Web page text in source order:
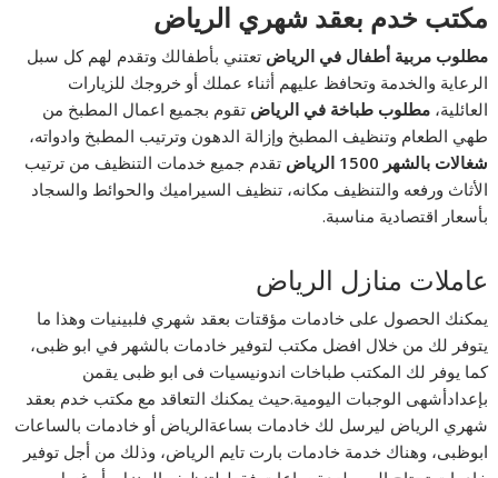
مكتب خدم بعقد شهري الرياض
مطلوب مربية أطفال فيالرياض تعتني بأطفالك وتقدم لهم كل سبل
الرعاية والخدمة وتحافظ عليهم أثناء عملك أو خروجك للزيارات
العائلية،مطلوب طباخة فيالرياض تقوم بجميع اعمال المطبخ من
طهي الطعام وتنظيف المطبخ وإزالة الدهون وترتيب المطبخ وادواته،
شغالات بالشهر 1500
الرياض تقدم جميع خدمات التنظيف من ترتيب
الأثاث ورفعه والتنظيف مكانه، تنظيف السيراميك والحوائط والسجاد
بأسعار اقتصادية مناسبة.
عاملات منازل الرياض
يمكنك الحصول على خادمات مؤقتات بعقد شهري فلبينيات وهذا ما
يتوفر لك من خلال افضل مكتب لتوفير خادمات بالشهر في ابو ظبى،
كما يوفر لك المكتب طباخات اندونيسيات فى ابو ظبى يقمن
بإعدادأشهى الوجبات اليومية.حيث يمكنك التعاقد مع مكتب خدم بعقد
شهري الرياض ليرسل لك خادمات بساعةالرياض أو خادمات بالساعات
ابوظبى، وهناك خدمة خادمات بارت تايم الرياض، وذلك من أجل توفير